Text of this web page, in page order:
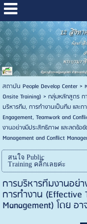
สถาบัน People Develop Center>
Onsite Training) > กลุ่มหลักสูตร ก
บริหารทีม, การทำงานเป็นทีม และก
Engagement, Teamwork and
งานอย่างมีประสิทธิภาพ และลดข้อขั
Management and Conflict
สนใจ Public
Training คลิ๊กเลยค่ะ
การบริหารทีมงานอย่
การทำงาน (Effective
Management) โดย อ